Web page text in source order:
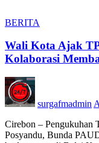
BERITA
Wali Kota Ajak
Kolaborasi
surgafmadmin
Cirebon – Pengukuhan
Posyandu, Bunda